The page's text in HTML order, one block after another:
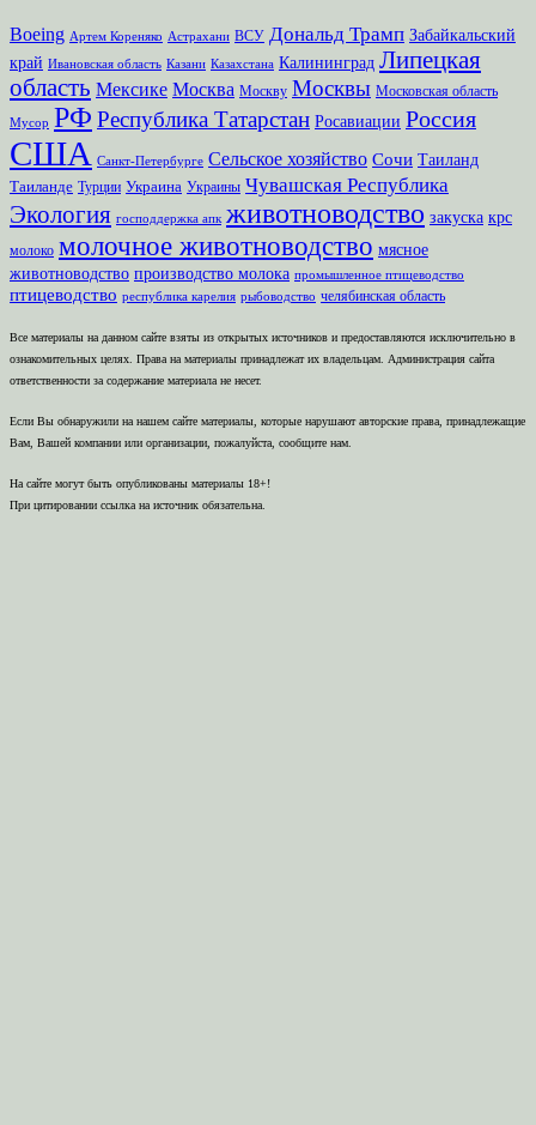
Boeing Артем Кореняко Астрахани ВСУ Дональд Трамп Забайкальский
край Ивановская область Казани Казахстана Калининград Липецкая
область Мексике Москва Москву Москвы Московская область
Мусор РФ Республика Татарстан Росавиации Россия
США Санкт-Петербурге Сельское хозяйство Сочи Таиланд
Таиланде Турции Украина Украины Чувашская Республика
Экология господдержка апк животноводство закуска крс
молоко молочное животноводство мясное
животноводство производство молока промышленное птицеводство
птицеводство республика карелия рыбоводство челябинская область
Все материалы на данном сайте взяты из открытых источников и предоставляются исключительно в
ознакомительных целях. Права на материалы принадлежат их владельцам. Администрация сайта
ответственности за содержание материала не несет.
Если Вы обнаружили на нашем сайте материалы, которые нарушают авторские права, принадлежащие
Вам, Вашей компании или организации, пожалуйста, сообщите нам.
На сайте могут быть опубликованы материалы 18+!
При цитировании ссылка на источник обязательна.